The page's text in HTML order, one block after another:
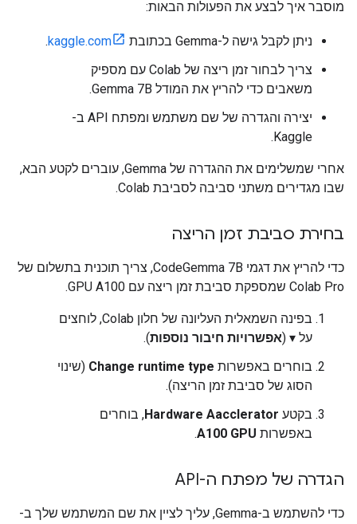
מוסבר איך לבצע את הפעולות הבאות:
ניתן לקבל גישה ל-Gemma בכתובת kaggle.com
.
צריך לבחור זמן ריצה של Colab עם מספיק
משאבים כדי להריץ את המודל Gemma 7B.
יצירה והגדרה של שם משתמש ומפתח API ב-
Kaggle.
אחרי שמשלימים את ההגדרה של Gemma, עוברים לקטע הבא,
שבו מגדירים משתני סביבה לסביבת Colab.
בחירת סביבת זמן הריצה
כדי להריץ את דגמי CodeGemma 7B, צריך תוכנית בתשלום של
Colab Pro שמספקת סביבת זמן ריצה עם GPU A100.
בפינה השמאלית העליונה של חלון Colab, לוחצים
על ▾ (אפשרויות חיבור נוספות).
בוחרים באפשרות Change runtime type (שינוי
הסוג של סביבת זמן הריצה).
בקטע Hardware Aacclerator, בוחרים
באפשרות A100 GPU
.
הגדרה של מפתח ה-API
כדי להשתמש ב-Gemma, עליך לציין את שם המשתמש שלך ב-